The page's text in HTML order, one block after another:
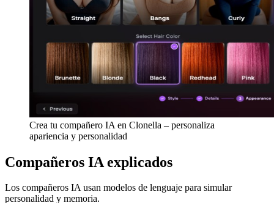
Crea tu compañero IA en Clonella – personaliza
apariencia y personalidad
Compañeros IA explicados
Los compañeros IA usan modelos de lenguaje para simular
personalidad y memoria.